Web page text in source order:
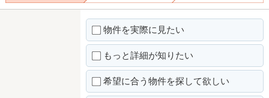
物件を実際に見たい
もっと詳細が知りたい
希望に合う物件を探して欲しい